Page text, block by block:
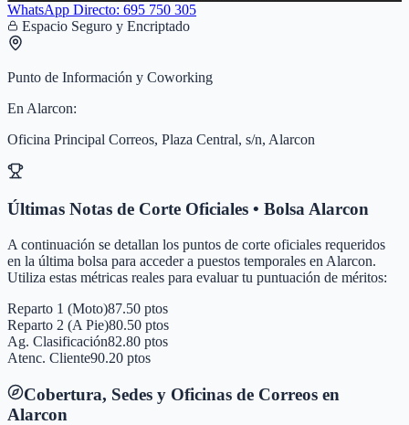
WhatsApp Directo: 695 750 305
Espacio Seguro y Encriptado
Punto de Información y Coworking
En Alarcon:
Oficina Principal Correos, Plaza Central, s/n, Alarcon
Últimas Notas de Corte Oficiales • BolsaAlarcon
A continuación se detallan los puntos de corte oficiales requeridos
en la última bolsa para acceder a puestos temporales en Alarcon.
Utiliza estas métricas reales para evaluar tu puntuación de méritos:
Reparto 1 (Moto)87.50 ptos
Reparto 2 (A Pie)80.50 ptos
Ag. Clasificación82.80 ptos
Atenc. Cliente90.20 ptos
Cobertura, Sedes y Oficinas de Correos en
Alarcon